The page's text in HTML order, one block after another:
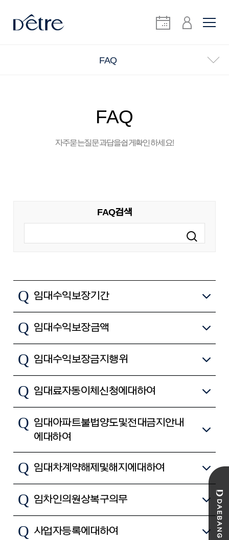
FAQ
FAQ
자주 묻는 질문과 답을 쉽게 확인하세요!
FAQ 검색
Q 임대수익보장기간
Q 임대수익보장금액
Q 임대수익보장 금지행위
Q 임대료 자동이체 신청에 대하여
Q 임대아파트 불법양도 및 전대금지 안내
에 대하여
Q 임대차계약 해제 및 해지에 대하여
Q 임차인의 원상복구 의무
Q 사업자등록에 대하여